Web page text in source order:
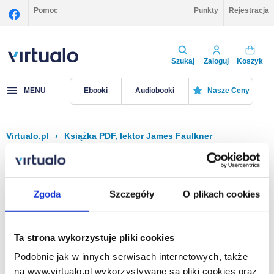
Zgoda Szczegóły O plikach cookies
Ta strona wykorzystuje pliki cookies
Podobnie jak w innych serwisach internetowych, także
na www.virtualo.pl wykorzystywane są pliki cookies oraz
Pomoc Punkty Rejestracja
Szukaj Zaloguj Koszyk
MENU Ebooki Audiobooki Nasze Ceny
Virtualo.pl › Książka PDF, lektor James Faulkner
Filtruj Sortuj
Na stronie